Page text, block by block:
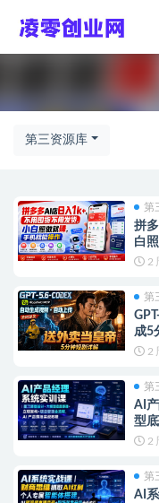
第三资源库
第
拼
白
2
第
成5
2
第
AI
型
品2
第
AI